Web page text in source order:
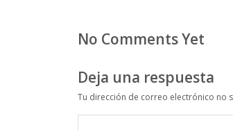
No Comments Yet
Deja una respuesta
Tu dirección de correo electrónico no